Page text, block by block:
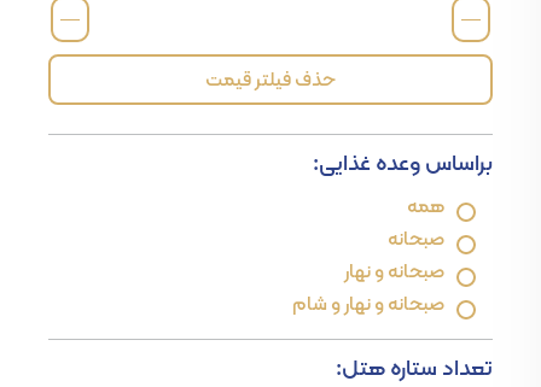
—
—
حذف فیلتر قیمت
براساس وعده غذایی:
همه
صبحانه
صبحانه و نهار
صبحانه و نهار و شام
تعداد ستاره هتل: